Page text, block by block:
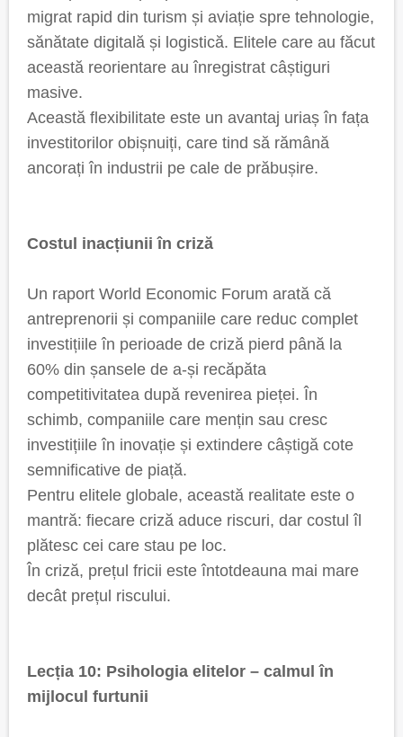
migrat rapid din turism și aviație spre tehnologie,
sănătate digitală și logistică. Elitele care au făcut
această reorientare au înregistrat câștiguri
masive.
Această flexibilitate este un avantaj uriaș în fața
investitorilor obișnuiți, care tind să rămână
ancorați în industrii pe cale de prăbușire.
Costul inacțiunii în criză
Un raport World Economic Forum arată că
antreprenorii și companiile care reduc complet
investițiile în perioade de criză pierd până la
60% din șansele de a-și recăpăta
competitivitatea după revenirea pieței. În
schimb, companiile care mențin sau cresc
investițiile în inovație și extindere câștigă cote
semnificative de piață.
Pentru elitele globale, această realitate este o
mantră: fiecare criză aduce riscuri, dar costul îl
plătesc cei care stau pe loc.
În criză, prețul fricii este întotdeauna mai mare
decât prețul riscului.
Lecția 10: Psihologia elitelor – calmul în
mijlocul furtunii